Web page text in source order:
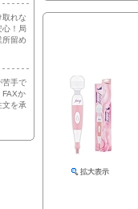
取れな
心！局
所留め
苦手で
FAXか
文を承